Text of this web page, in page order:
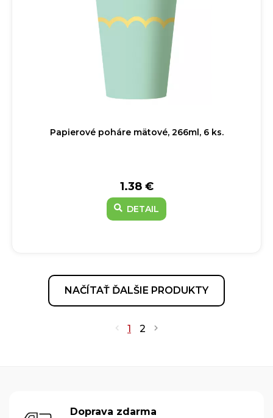
Papierové poháre mätové, 266ml, 6 ks.
1.38 €
DETAIL
NAČÍTAŤ ĎALŠIE PRODUKTY
1 2
Doprava zdarma